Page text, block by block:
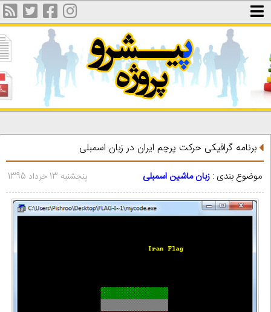
برنامه گرافیکی حرکت پرچم ایران در زبان اسمبلی
موضوع بندی : زبان ماشین اسمبلی پنجشنبه 13 خرداد 1395